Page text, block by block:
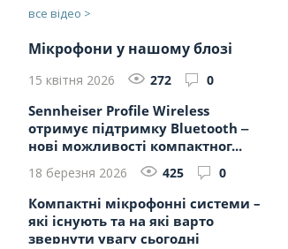
все відео >
Мікрофони у нашому блозі
15 квітня 2026 272 0
Sennheiser Profile Wireless
отримує підтримку Bluetooth ‒
нові можливості компактног...
18 березня 2026 425 0
Компактні мікрофонні системи –
які існують та на які варто
звернути увагу сьогодні